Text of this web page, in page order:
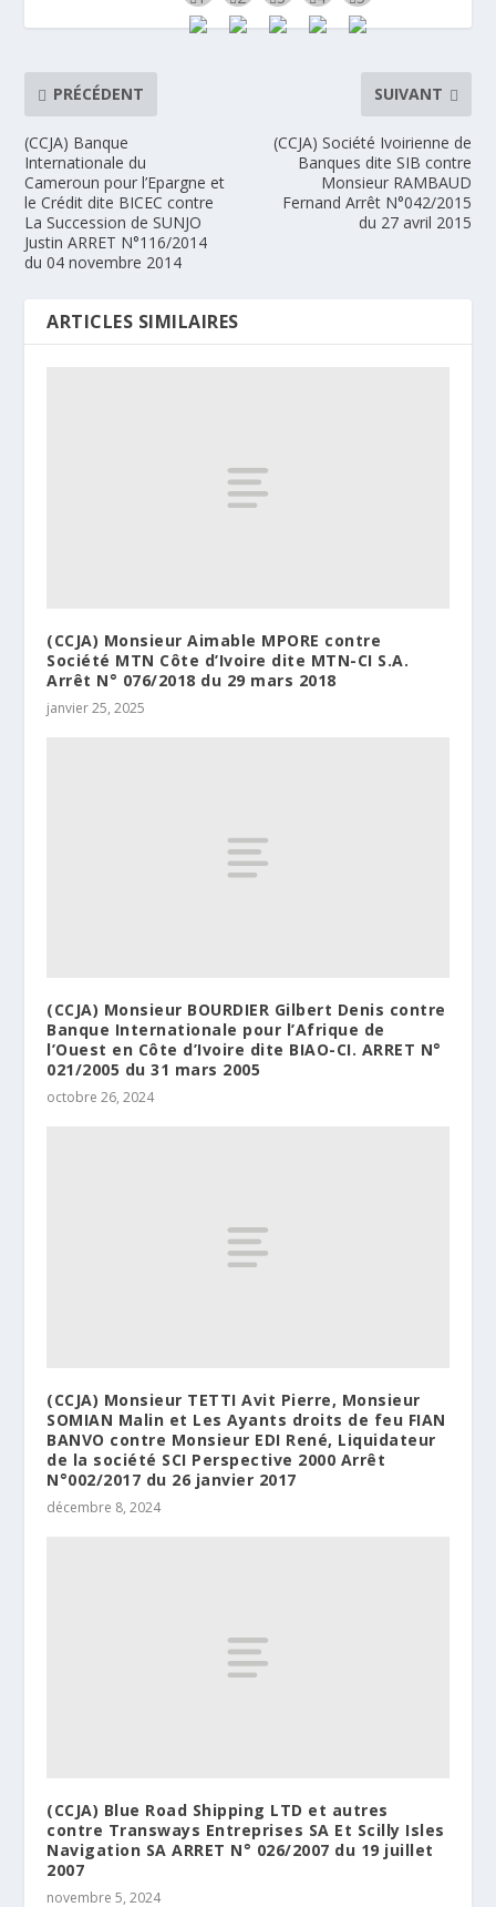
PRÉCÉDENT
(CCJA) Banque
Internationale du
Cameroun pour l’Epargne et
le Crédit dite BICEC contre
La Succession de SUNJO
Justin ARRET N°116/2014
du 04 novembre 2014
SUIVANT
(CCJA) Société Ivoirienne de
Banques dite SIB contre
Monsieur RAMBAUD
Fernand Arrêt N°042/2015
du 27 avril 2015
ARTICLES SIMILAIRES
(CCJA) Monsieur Aimable MPORE contre
Société MTN Côte d’Ivoire dite MTN-CI S.A.
Arrêt N° 076/2018 du 29 mars 2018
janvier 25, 2025
(CCJA) Monsieur BOURDIER Gilbert Denis contre
Banque Internationale pour l’Afrique de
l’Ouest en Côte d’Ivoire dite BIAO-CI. ARRET N°
021/2005 du 31 mars 2005
octobre 26, 2024
(CCJA) Monsieur TETTI Avit Pierre, Monsieur
SOMIAN Malin et Les Ayants droits de feu FIAN
BANVO contre Monsieur EDI René, Liquidateur
de la société SCI Perspective 2000 Arrêt
N°002/2017 du 26 janvier 2017
décembre 8, 2024
(CCJA) Blue Road Shipping LTD et autres
contre Transways Entreprises SA Et Scilly Isles
Navigation SA ARRET N° 026/2007 du 19 juillet
2007
novembre 5, 2024